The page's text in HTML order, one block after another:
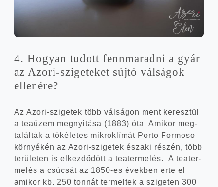
4. Hogyan tudott fenn­ma­rad­ni a gyár
az Azori-szigeteket súj­tó vál­sá­gok
ellenére?
Az Azori-szigetek több vál­sá­gon ment keresz­tül
a tea­üzem meg­nyi­tá­sa (1883) óta. Ami­kor meg­
ta­lál­ták a töké­le­tes mik­ro­klí­mát Por­to For­mo­so
kör­nyé­kén az Azori-szigetek észa­ki részén, több
terü­le­ten is elkez­dő­dött a tea­ter­me­lés. A tea­ter­
me­lés a csú­csát az 1850-es évek­ben érte el
ami­kor kb. 250 ton­nát ter­mel­tek a szi­ge­ten 300